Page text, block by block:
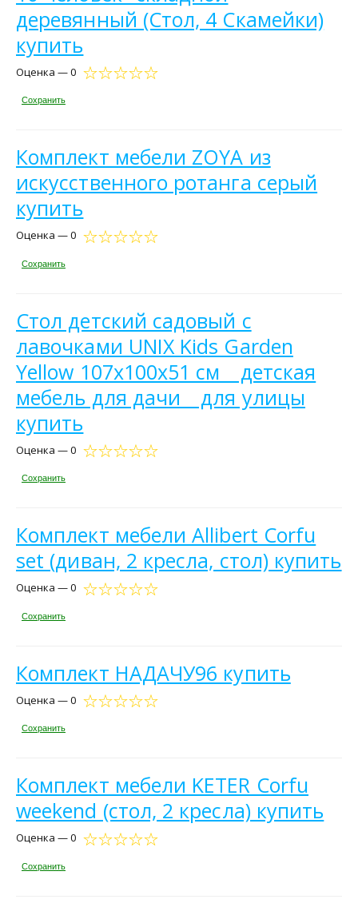
деревянный (Стол, 4 Скамейки)
купить
Оценка — 0
Сохранить
Комплект мебели ZOYA из
искусственного ротанга серый
купить
Оценка — 0
Сохранить
Стол детский садовый с
лавочками UNIX Kids Garden
Yellow 107х100х51 см _ детская
мебель для дачи _ для улицы
купить
Оценка — 0
Сохранить
Комплект мебели Allibert Corfu
set (диван, 2 кресла, стол) купить
Оценка — 0
Сохранить
Комплект НАДАЧУ96 купить
Оценка — 0
Сохранить
Комплект мебели KETER Corfu
weekend (стол, 2 кресла) купить
Оценка — 0
Сохранить